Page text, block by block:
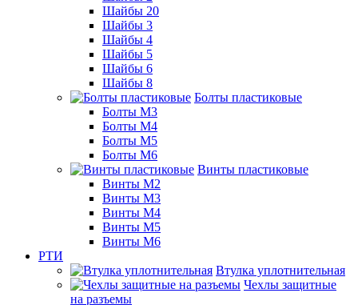
Шайбы 20
Шайбы 3
Шайбы 4
Шайбы 5
Шайбы 6
Шайбы 8
Болты пластиковые
Болты М3
Болты М4
Болты М5
Болты М6
Винты пластиковые
Винты М2
Винты М3
Винты М4
Винты М5
Винты М6
РТИ
Втулка уплотнительная
Чехлы защитные
на разъемы